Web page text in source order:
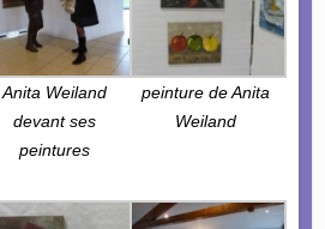
Anita Weiland
devant ses
peintures
peinture de Anita
Weiland